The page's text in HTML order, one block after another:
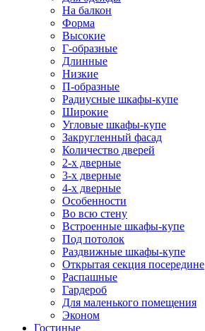
На балкон
Форма
Высокие
Г-образные
Длинные
Низкие
П-образные
Радиусные шкафы-купе
Широкие
Угловые шкафы-купе
Закругленный фасад
Количество дверей
2-х дверные
3-х дверные
4-х дверные
Особенности
Во всю стену
Встроенные шкафы-купе
Под потолок
Раздвижные шкафы-купе
Открытая секция посередине
Распашные
Гардероб
Для маленького помещения
Эконом
Гостиные